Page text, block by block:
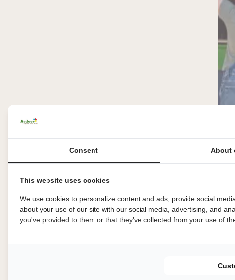
Consent About
This website uses cookies
We use cookies to personalize content and ads, provide social
about your use of our site with our social media, advertising, and
you've provided to them or that they've collected from your use of